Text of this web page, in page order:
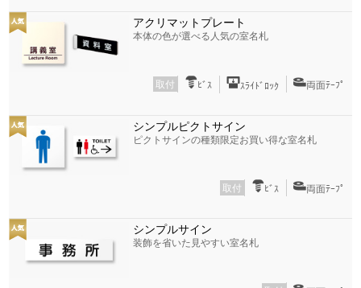
アクリマットプレート
本体の色が選べる人気の室名札
取付 ﾋﾞｽ ｽﾗｲﾄﾞﾛｯｸ 両面ﾃｰﾌﾟ
シンプルピクトサイン
ピクトサインの種類限定お買い得な室名札
取付 ﾋﾞｽ 両面ﾃｰﾌﾟ
シンプルサイン
装飾を省いた見やすい室名札